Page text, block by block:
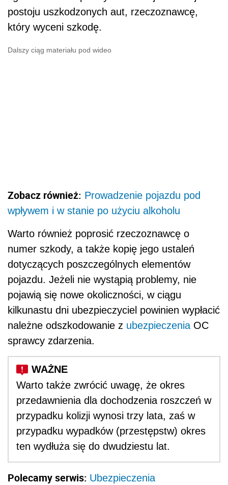
postoju uszkodzonych aut, rzeczoznawcę,
który wyceni szkodę.
Dalszy ciąg materiału pod wideo
Zobacz również: Prowadzenie pojazdu pod
wpływem i w stanie po użyciu alkoholu
Warto również poprosić rzeczoznawcę o
numer szkody, a także kopię jego ustaleń
dotyczących poszczególnych elementów
pojazdu. Jeżeli nie wystąpią problemy, nie
pojawią się nowe okoliczności, w ciągu
kilkunastu dni ubezpieczyciel powinien wypłacić
należne odszkodowanie z ubezpieczenia OC
sprawcy zdarzenia.
Warto także zwrócić uwagę, że okres
przedawnienia dla dochodzenia roszczeń w
przypadku kolizji wynosi trzy lata, zaś w
przypadku wypadków (przestępstw) okres
ten wydłuża się do dwudziestu lat.
Polecamy serwis: Ubezpieczenia